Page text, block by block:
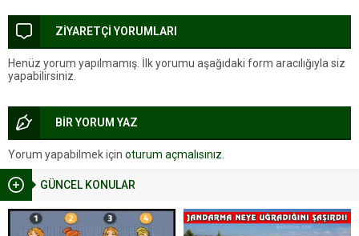
GÜNCEL KONULAR
ZİYARETÇİ YORUMLARI
Henüz yorum yapılmamış. İlk yorumu aşağıdaki form aracılığıyla siz
yapabilirsiniz.
BİR YORUM YAZ
Yorum yapabilmek için oturum açmalısınız